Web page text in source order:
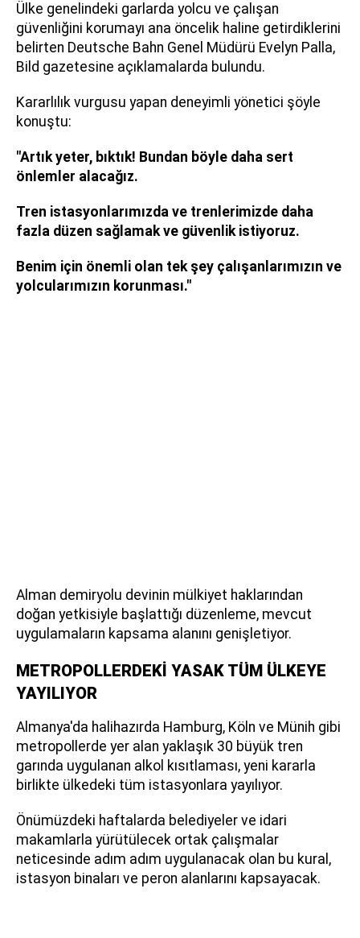
Ülke genelindeki garlarda yolcu ve çalışan
güvenliğini korumayı ana öncelik haline getirdiklerini
belirten Deutsche Bahn Genel Müdürü Evelyn Palla,
Bild gazetesine açıklamalarda bulundu.
Kararlılık vurgusu yapan deneyimli yönetici şöyle
konuştu:
"Artık yeter, bıktık! Bundan böyle daha sert
önlemler alacağız.
Tren istasyonlarımızda ve trenlerimizde daha
fazla düzen sağlamak ve güvenlik istiyoruz.
Benim için önemli olan tek şey çalışanlarımızın ve
yolcularımızın korunması."
Alman demiryolu devinin mülkiyet haklarından
doğan yetkisiyle başlattığı düzenleme, mevcut
uygulamaların kapsama alanını genişletiyor.
METROPOLLERDEKİ YASAK TÜM ÜLKEYE
YAYILIYOR
Almanya'da halihazırda Hamburg, Köln ve Münih gibi
metropollerde yer alan yaklaşık 30 büyük tren
garında uygulanan alkol kısıtlaması, yeni kararla
birlikte ülkedeki tüm istasyonlara yayılıyor.
Önümüzdeki haftalarda belediyeler ve idari
makamlarla yürütülecek ortak çalışmalar
neticesinde adım adım uygulanacak olan bu kural,
istasyon binaları ve peron alanlarını kapsayacak.